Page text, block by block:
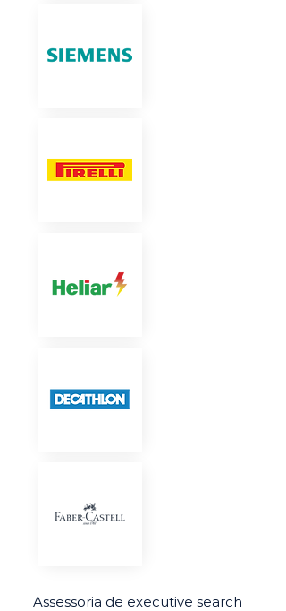
Assessoria de executive search